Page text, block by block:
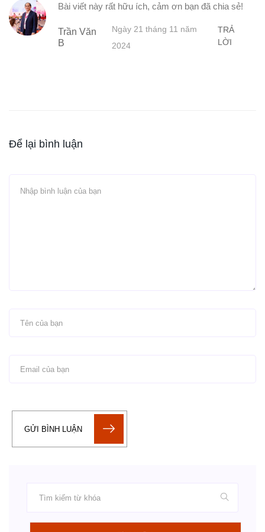
Bài viết này rất hữu ích, cảm ơn bạn đã chia sẻ!
Trần Văn
B
Ngày 21 tháng 11 năm
2024
TRẢ
LỜI
Để lại bình luận
GỬI BÌNH LUẬN